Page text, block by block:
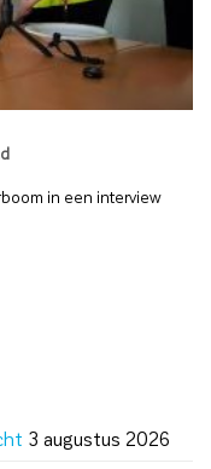
in een interview
3 augustus 2026